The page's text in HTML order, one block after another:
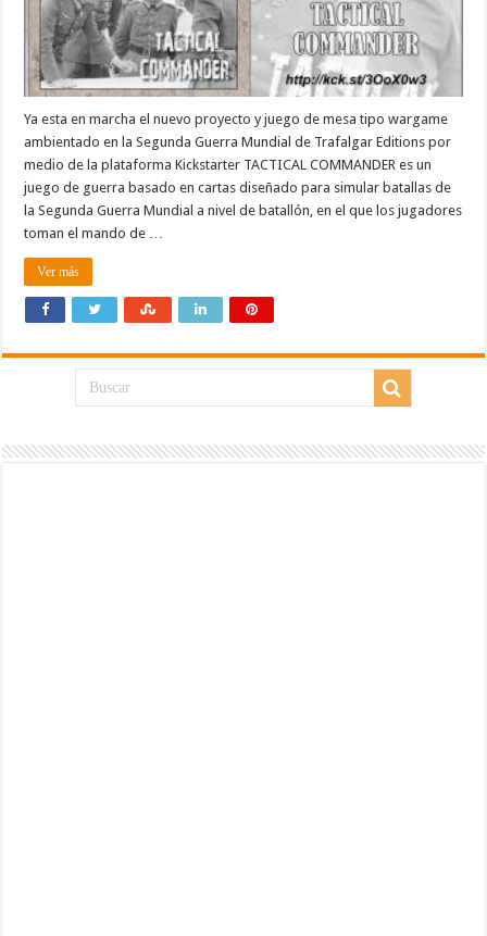
Ya esta en marcha el nuevo proyecto y juego de mesa tipo wargame
ambientado en la Segunda Guerra Mundial de Trafalgar Editions por
medio de la plataforma Kickstarter TACTICAL COMMANDER es un
juego de guerra basado en cartas diseñado para simular batallas de
la Segunda Guerra Mundial a nivel de batallón, en el que los jugadores
toman el mando de …
Ver más